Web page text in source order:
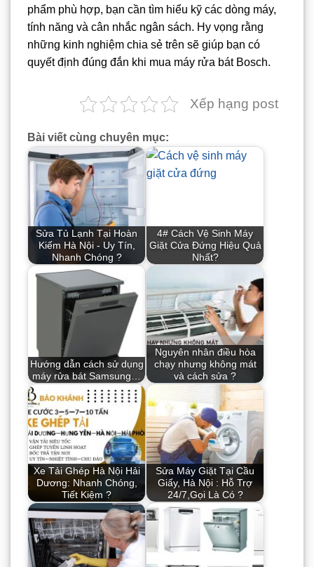
phẩm phù hợp, bạn cần tìm hiểu kỹ các dòng máy,
tính năng và cân nhắc ngân sách. Hy vọng rằng
những kinh nghiệm chia sẻ trên sẽ giúp bạn có
quyết định đúng đắn khi mua máy rửa bát Bosch.
Xếp hạng post
Bài viết cùng chuyên mục:
Sửa Tủ Lạnh Tại Hoàn
Kiếm Hà Nội - Uy Tín,
Nhanh Chóng ?
4# Cách Vệ Sinh Máy
Giặt Cửa Đứng Hiệu Quả
Nhất?
Hướng dẫn cách sử dụng
máy rửa bát Samsung…
Nguyên nhân điều hòa
chạy nhưng không mát
và cách sửa ?
Xe Tải Ghép Hà Nội Hải
Dương: Nhanh Chóng,
Tiết Kiệm ?
Sửa Máy Giặt Tại Cầu
Giấy, Hà Nội : Hỗ Trợ
24/7,Gọi Là Có ?